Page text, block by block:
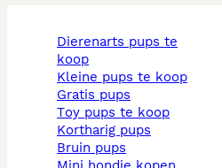
dierenarts pups te
koop
kleine pups te koop
gratis pups
toy pups te koop
kortharig pups
bruin pups